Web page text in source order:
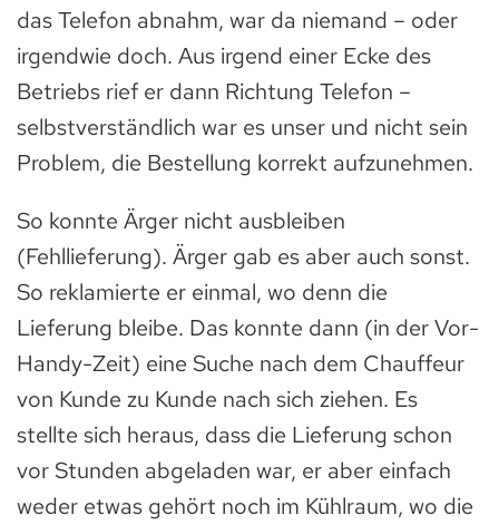
das Telefon abnahm, war da niemand – oder
irgendwie doch. Aus irgend einer Ecke des
Betriebs rief er dann Richtung Telefon –
selbstverständlich war es unser und nicht sein
Problem, die Bestellung korrekt aufzunehmen.
So konnte Ärger nicht ausbleiben
(Fehllieferung). Ärger gab es aber auch sonst.
So reklamierte er einmal, wo denn die
Lieferung bleibe. Das konnte dann (in der Vor-
Handy-Zeit) eine Suche nach dem Chauffeur
von Kunde zu Kunde nach sich ziehen. Es
stellte sich heraus, dass die Lieferung schon
vor Stunden abgeladen war, er aber einfach
weder etwas gehört noch im Kühlraum, wo die